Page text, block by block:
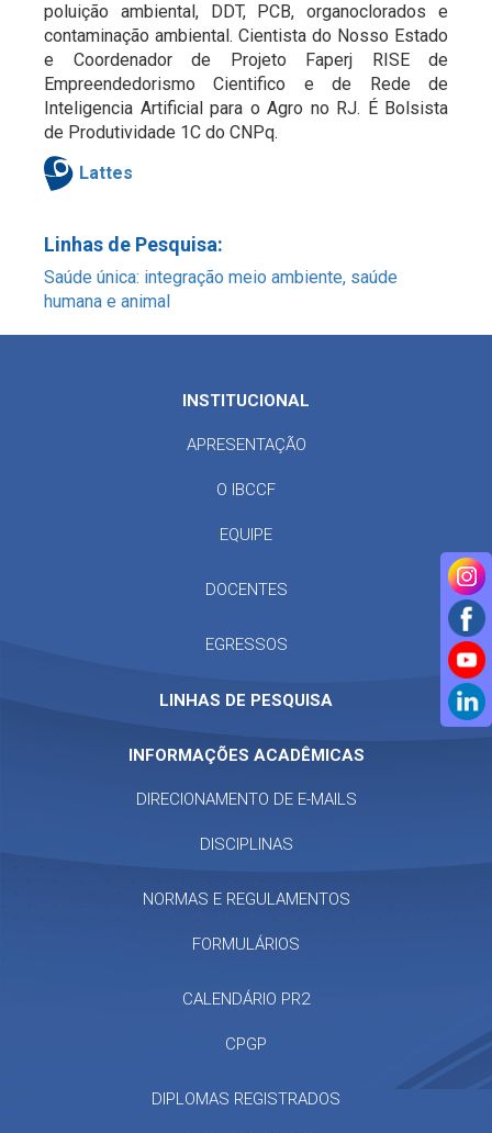
poluição ambiental, DDT, PCB, organoclorados e
contaminação ambiental. Cientista do Nosso Estado
e Coordenador de Projeto Faperj RISE de
Empreendedorismo Cientifico e de Rede de
Inteligencia Artificial para o Agro no RJ. É Bolsista
de Produtividade 1C do CNPq.
Lattes
Linhas de Pesquisa:
Saúde única: integração meio ambiente, saúde
humana e animal
INSTITUCIONAL
APRESENTAÇÃO
O IBCCF
EQUIPE
DOCENTES
EGRESSOS
LINHAS DE PESQUISA
INFORMAÇÕES ACADÊMICAS
DIRECIONAMENTO DE E-MAILS
DISCIPLINAS
NORMAS E REGULAMENTOS
FORMULÁRIOS
CALENDÁRIO PR2
CPGP
DIPLOMAS REGISTRADOS